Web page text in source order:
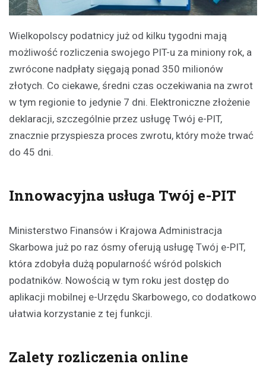
Wielkopolscy podatnicy już od kilku tygodni mają
możliwość rozliczenia swojego PIT-u za miniony rok, a
zwrócone nadpłaty sięgają ponad 350 milionów
złotych. Co ciekawe, średni czas oczekiwania na zwrot
w tym regionie to jedynie 7 dni. Elektroniczne złożenie
deklaracji, szczególnie przez usługę Twój e-PIT,
znacznie przyspiesza proces zwrotu, który może trwać
do 45 dni.
Innowacyjna usługa Twój e-PIT
Ministerstwo Finansów i Krajowa Administracja
Skarbowa już po raz ósmy oferują usługę Twój e-PIT,
która zdobyła dużą popularność wśród polskich
podatników. Nowością w tym roku jest dostęp do
aplikacji mobilnej e-Urzędu Skarbowego, co dodatkowo
ułatwia korzystanie z tej funkcji.
Zalety rozliczenia online